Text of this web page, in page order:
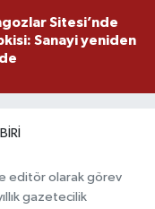
Sitesi’nde
Sanayi yeniden
editör olarak görev
gazetecilik